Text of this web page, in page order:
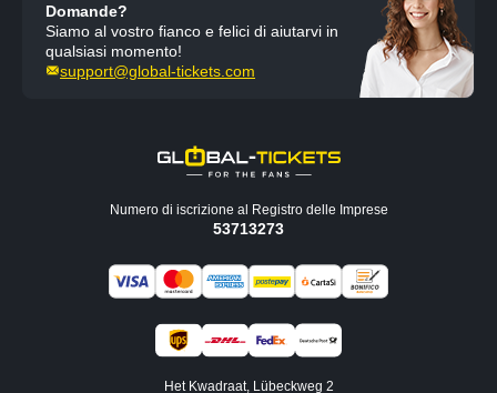
Domande?
Siamo al vostro fianco e felici di aiutarvi in
qualsiasi momento!
support@global-tickets.com
Numero di iscrizione al Registro delle Imprese
53713273
Het Kwadraat, Lübeckweg 2